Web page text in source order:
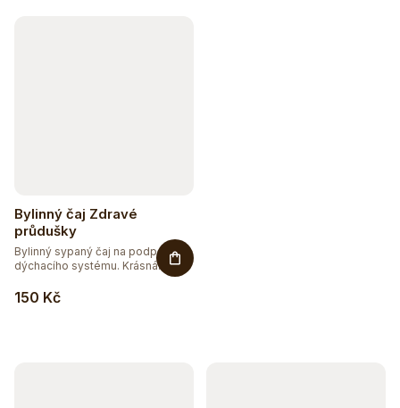
Bylinný čaj Zdravé
průdušky
150 Kč
Bylinný sypaný čaj na podporu
dýchacího systému. Krásná
Hydratujte chytře 💦